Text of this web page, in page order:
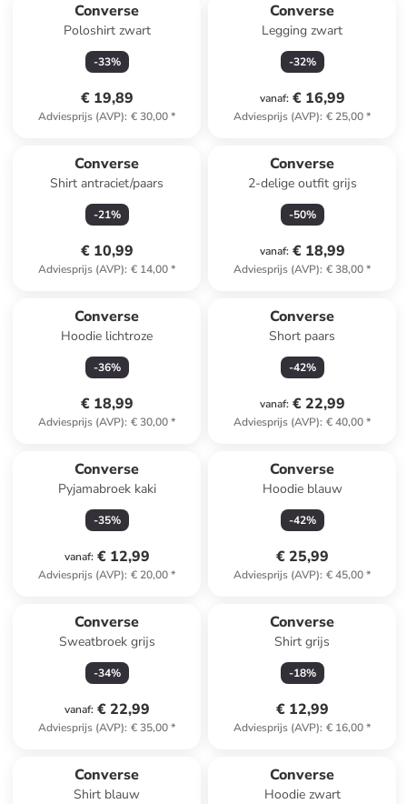
Converse
Poloshirt zwart
-33%
€ 19,89
Adviesprijs (AVP): € 30,00*
Converse
Legging zwart
-32%
vanaf: € 16,99
Adviesprijs (AVP): € 25,00*
Converse
Shirt antraciet/paars
-21%
€ 10,99
Adviesprijs (AVP): € 14,00*
Converse
2-delige outfit grijs
-50%
vanaf: € 18,99
Adviesprijs (AVP): € 38,00*
Converse
Hoodie lichtroze
-36%
€ 18,99
Adviesprijs (AVP): € 30,00*
Converse
Short paars
-42%
vanaf: € 22,99
Adviesprijs (AVP): € 40,00*
Converse
Pyjamabroek kaki
-35%
vanaf: € 12,99
Adviesprijs (AVP): € 20,00*
Converse
Hoodie blauw
-42%
€ 25,99
Adviesprijs (AVP): € 45,00*
Converse
Sweatbroek grijs
-34%
vanaf: € 22,99
Adviesprijs (AVP): € 35,00*
Converse
Shirt grijs
-18%
€ 12,99
Adviesprijs (AVP): € 16,00*
Converse
Shirt blauw
Converse
Hoodie zwart